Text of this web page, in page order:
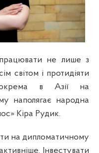
не лише з
світом і протидіяти
зокрема в Азії на
наполягає народна
Кіра Рудик.
на дипломатичному
Інвестувати